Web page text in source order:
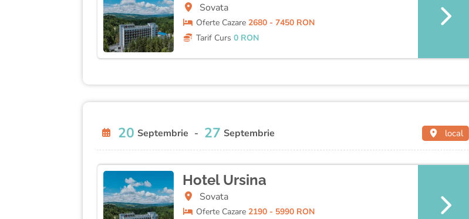
Sovata
OferteCazare 2680 - 7450 RON
Tarif Curs 0 RON
20 Septembrie - 27 Septembrie local
Hotel Ursina
Sovata
OferteCazare 2190 - 5990 RON